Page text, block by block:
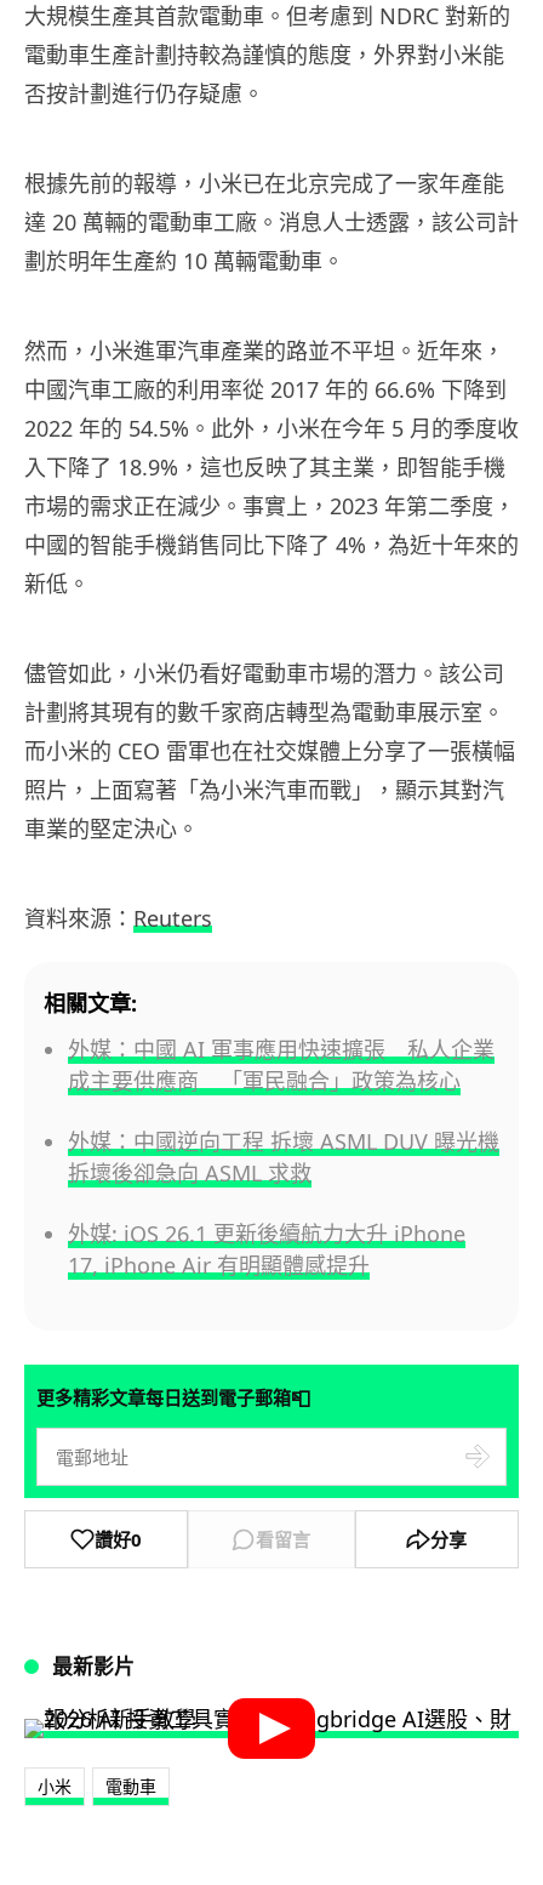
大規模生產其首款電動車。但考慮到 NDRC 對新的
電動車生產計劃持較為謹慎的態度，外界對小米能
否按計劃進行仍存疑慮。
根據先前的報導，小米已在北京完成了一家年產能
達 20 萬輛的電動車工廠。消息人士透露，該公司計
劃於明年生產約 10 萬輛電動車。
然而，小米進軍汽車產業的路並不平坦。近年來，
中國汽車工廠的利用率從 2017 年的 66.6% 下降到
2022 年的 54.5%。此外，小米在今年 5 月的季度收
入下降了 18.9%，這也反映了其主業，即智能手機
市場的需求正在減少。事實上，2023 年第二季度，
中國的智能手機銷售同比下降了 4%，為近十年來的
新低。
儘管如此，小米仍看好電動車市場的潛力。該公司
計劃將其現有的數千家商店轉型為電動車展示室。
而小米的 CEO 雷軍也在社交媒體上分享了一張橫幅
照片，上面寫著「為小米汽車而戰」，顯示其對汽
車業的堅定決心。
資料來源： Reuters
相關文章:
外媒：中國 AI 軍事應用快速擴張 私人企業
成主要供應商 「軍民融合」政策為核心
外媒：中國逆向工程 拆壞 ASML DUV 曝光機
拆壞後卻急向 ASML 求救
外媒: iOS 26.1 更新後續航力大升 iPhone
17, iPhone Air 有明顯體感提升
更多精彩文章每日送到電子郵箱📮
讚好0 看留言 分享
最新影片
小米 電動車